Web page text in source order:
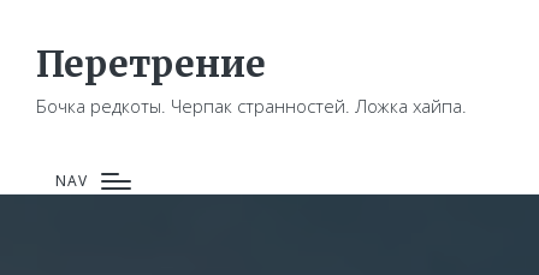
Перетрение
Бочка редкоты. Черпак странностей. Ложка хайпа.
NAV